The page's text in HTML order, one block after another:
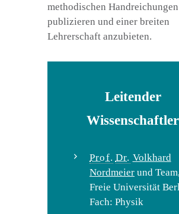
methodischen
publizieren und einer breiten
Lehrerschaft anzubieten.
Leitender
Wissenschaftler
Prof. Dr. Volkhard
Nordmeier und Team,
Freie Universität
Fach: Physik